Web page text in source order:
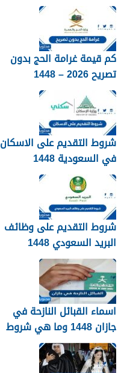
كم قيمة غرامة الحج بدون
تصريح 2026 – 1448
شروط التقديم على الاسكان
في السعودية 1448
شروط التقديم على وظائف
البريد السعودي 1448
اسماء القبائل النازحة في
جازان 1448 وما هي شروط
تجنيسها